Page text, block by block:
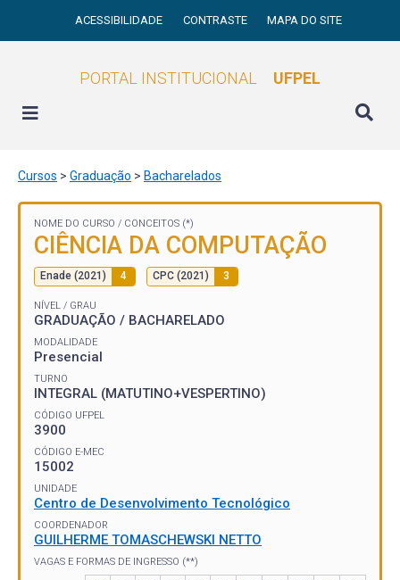
ACESSIBILIDADE CONTRASTE MAPA DO SITE
PORTAL INSTITUCIONAL UFPEL
Cursos > Graduação > Bacharelados
NOME DO CURSO / CONCEITOS (*)
CIÊNCIA DA COMPUTAÇÃO
Enade (2021) 4 CPC (2021) 3
NÍVEL / GRAU
GRADUAÇÃO / BACHARELADO
MODALIDADE
Presencial
TURNO
INTEGRAL (MATUTINO+VESPERTINO)
CÓDIGO UFPEL
3900
CÓDIGO E-MEC
15002
UNIDADE
Centro de Desenvolvimento Tecnológico
COORDENADOR
GUILHERME TOMASCHEWSKI NETTO
VAGAS E FORMAS DE INGRESSO (**)